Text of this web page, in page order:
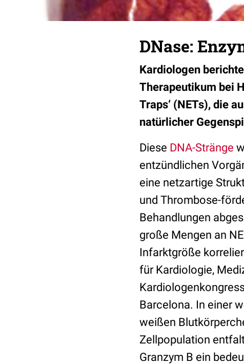
DNase:
Kardiologen
Therapeutikum bei
Traps‘ (NETs), die
natürlicher
Diese DNA-Stränge
entzündlichen
eine netzartige
und Thrombose-
Behandlungen
große Mengen an
Infarktgröße
für Kardiologie,
Barcelona. In einer
weißen
Zellpopulation
Granzym B ein